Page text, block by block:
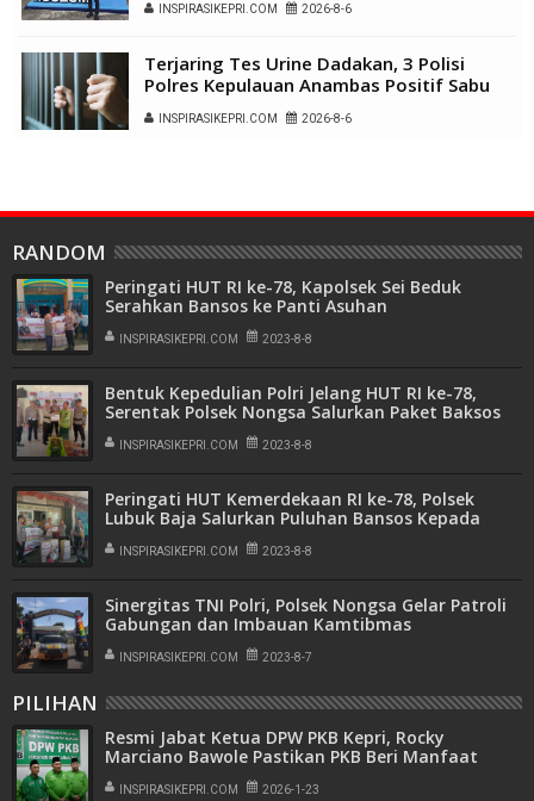
INSPIRASIKEPRI.COM 2026-8-6
Terjaring Tes Urine Dadakan, 3 Polisi
Polres Kepulauan Anambas Positif Sabu
INSPIRASIKEPRI.COM 2026-8-6
RANDOM
Peringati HUT RI ke-78, Kapolsek Sei Beduk
Serahkan Bansos ke Panti Asuhan
INSPIRASIKEPRI.COM 2023-8-8
Bentuk Kepedulian Polri Jelang HUT RI ke-78,
Serentak Polsek Nongsa Salurkan Paket Baksos
INSPIRASIKEPRI.COM 2023-8-8
Peringati HUT Kemerdekaan RI ke-78, Polsek
Lubuk Baja Salurkan Puluhan Bansos Kepada
Masyarakat
INSPIRASIKEPRI.COM 2023-8-8
Sinergitas TNI Polri, Polsek Nongsa Gelar Patroli
Gabungan dan Imbauan Kamtibmas
INSPIRASIKEPRI.COM 2023-8-7
PILIHAN
Resmi Jabat Ketua DPW PKB Kepri, Rocky
Marciano Bawole Pastikan PKB Beri Manfaat
Nyata Bagi Masyarakat
INSPIRASIKEPRI.COM 2026-1-23